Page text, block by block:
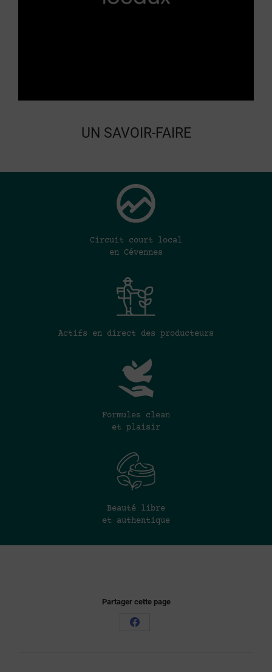
UN SAVOIR-FAIRE
Circuit court local
en Cévennes
Actifs en direct des producteurs
Formules clean
et plaisir
Beauté libre
et authentique
Partager cette page